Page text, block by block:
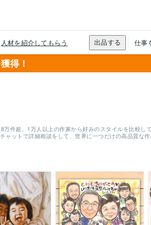
得！
件超、1万人以上の作家から好みのスタイルを比較し
ットで詳細相談をして、世界に一つだけの高品質な作